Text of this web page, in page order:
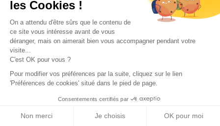
les Cookies !
On a attendu d'être sûrs que le contenu de
ce site vous intéresse avant de vous
déranger, mais on aimerait bien vous accompagner pendant votre
visite...
C'est OK pour vous ?
Pour modifier vos préférences par la suite, cliquez sur le lien
'Préférences de cookies' situé dans le pied de page.
Consentements certifiés par
Non merci Je choisis OK pour moi
Archidvisor
À propos
Nos partenaires